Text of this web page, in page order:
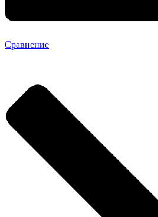
Сравнение